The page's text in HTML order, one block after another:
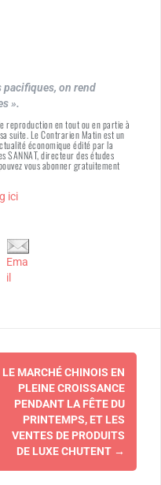
on rend
».
reproduction en tout ou en partie à
suite. Le Contrarien Matin est un
économique édité par la
SANNAT, directeur des études
vous abonner gratuitement
ici
Ema
il
LE MARCHÉ CHINOIS EN
PLEINE CROISSANCE
PENDANT LA FÊTE DU
PRINTEMPS, ET LES
VENTES DE PRODUITS
DE LUXE CHUTENT →